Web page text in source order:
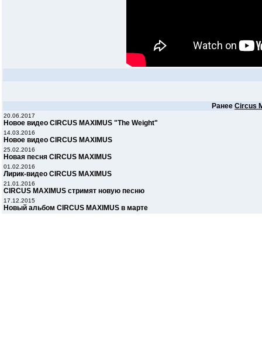
Ранее Circus
20.06.2017
Новое видео CIRCUS MAXIMUS "The Weight"
14.03.2016
Новое видео CIRCUS MAXIMUS
25.02.2016
Новая песня CIRCUS MAXIMUS
01.02.2016
Лирик-видео CIRCUS MAXIMUS
21.01.2016
CIRCUS MAXIMUS стримят новую песню
17.12.2015
Новый альбом CIRCUS MAXIMUS в марте